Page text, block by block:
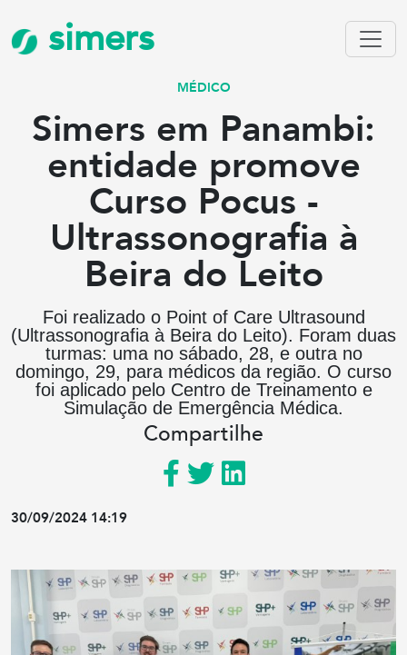
simers
MÉDICO
Simers em Panambi:
entidade promove
Curso Pocus -
Ultrassonografia à
Beira do Leito
Foi realizado o Point of Care Ultrasound
(Ultrassonografia à Beira do Leito). Foram duas
turmas: uma no sábado, 28, e outra no
domingo, 29, para médicos da região. O curso
foi aplicado pelo Centro de Treinamento e
Simulação de Emergência Médica.
Compartilhe
30/09/2024 14:19